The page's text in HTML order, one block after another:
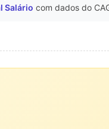
Salário com dados do